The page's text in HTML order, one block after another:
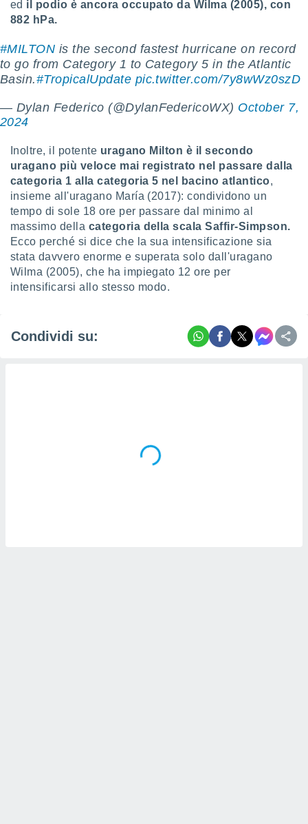
ed il podio è ancora occupato da Wilma (2005), con
882 hPa.
#MILTON is the second fastest hurricane on record
to go from Category 1 to Category 5 in the Atlantic
Basin.#TropicalUpdate pic.twitter.com/7y8wWz0szD
— Dylan Federico (@DylanFedericoWX) October 7,
2024
Inoltre, il potente uragano Milton è il secondo
uragano più veloce mai registrato nel passare dalla
categoria 1 alla categoria 5 nel bacino atlantico,
insieme all'uragano María (2017): condividono un
tempo di sole 18 ore per passare dal minimo al
massimo della categoria della scala Saffir-Simpson.
Ecco perché si dice che la sua intensificazione sia
stata davvero enorme e superata solo dall'uragano
Wilma (2005), che ha impiegato 12 ore per
intensificarsi allo stesso modo.
Condividi su: